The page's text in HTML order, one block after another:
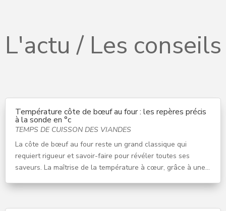
L'actu / Les conseils
Température côte de bœuf au four : les repères précis
à la sonde en °c
TEMPS DE CUISSON DES VIANDES
La côte de bœuf au four reste un grand classique qui
requiert rigueur et savoir-faire pour révéler toutes ses
saveurs. La maîtrise de la température à cœur, grâce à une...